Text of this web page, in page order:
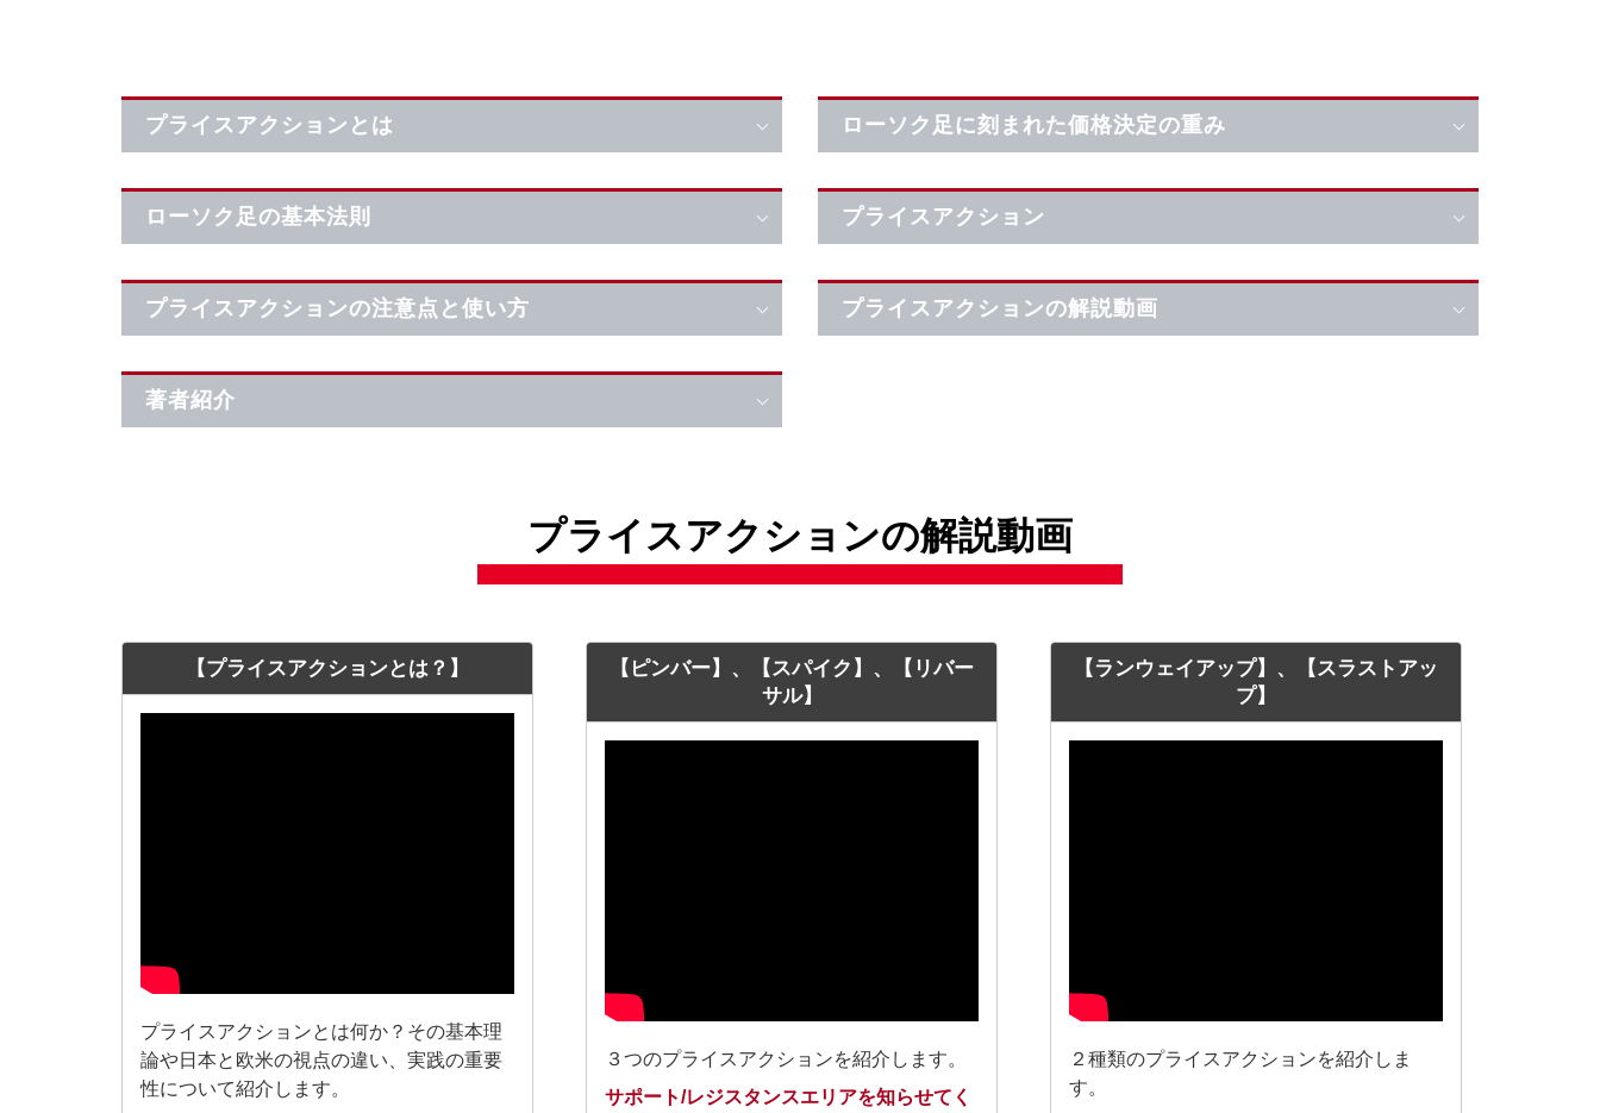
プライスアクションとは ローソク足に刻まれた価格決定の重み
ローソク足の基本法則 プライスアクション
プライスアクションの注意点と使い方 プライスアクションの解説動画
著者紹介
プライスアクションの解説動画
【プライスアクションとは？】
プライスアクションとは何か？その基本理
論や日本と欧米の視点の違い、実践の重要
性について紹介します。
【ピンバー】、【スパイク】、【リバー
サル】
３つのプライスアクションを紹介します。
サポート/レジスタンスエリアを知らせてく
【ランウェイアップ】、【スラストアッ
プ】
２種類のプライスアクションを紹介しま
す。